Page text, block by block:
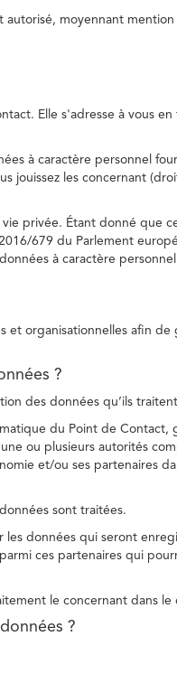
moyennant mention
Elle s'adresse à vous
à caractère personnel
jouissez les concernant
privée. Étant donné que
679 du Parlement
à caractère
et organisationnelles afin de
?
des données qu’ils
du Point de Contact,
ou plusieurs autorités
et/ou ses partenaires
sont traitées.
les données qui seront
ces partenaires qui
le concernant dans le
?